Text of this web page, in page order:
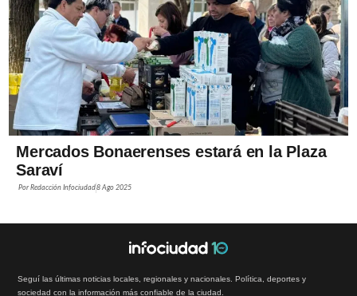
Mercados Bonaerenses estará en la Plaza
Saraví
PorRedacción Infociudad8 Ago 2025
Seguí las últimas noticias locales, regionales y nacionales. Política, deportes y
sociedad con la información más confiable de la ciudad.